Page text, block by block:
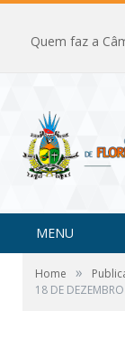
Quem faz a
MENU
Home »
18 DE